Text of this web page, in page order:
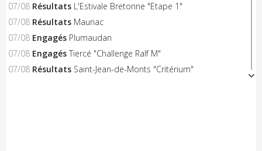
07/08 Résultats L'Estivale Bretonne "Etape 1"
07/08 Résultats Mauriac
07/08 Engagés Plumaudan
07/08 Engagés Tiercé "Challenge Ralf M"
07/08 Résultats Saint-Jean-de-Monts "Critérium"